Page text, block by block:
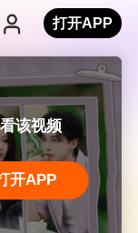
打开APP
该视频
开APP